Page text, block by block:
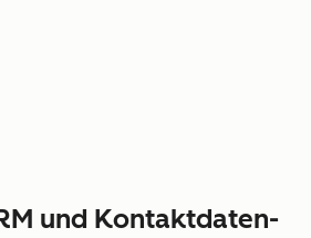
und Kontaktdaten-